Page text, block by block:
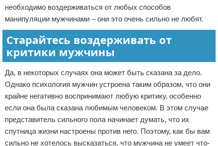
необходимо воздерживаться от любых способов
манипуляции мужчинами – они это очень сильно не любят.
Старайтесь воздерживать от
критики мужчины
Да, в некоторых случаях она может быть сказана за дело.
Однако психология мужчин устроена таким образом, что они
крайне негативно воспринимают любую критику, особенно
если она была сказана любимым человеком. В этом случае
представитель сильного пола начинает думать, что их
спутница жизни настроены против него. Поэтому, как бы вам
сильно не хотелось высказаться, что мужчина не умеет что-